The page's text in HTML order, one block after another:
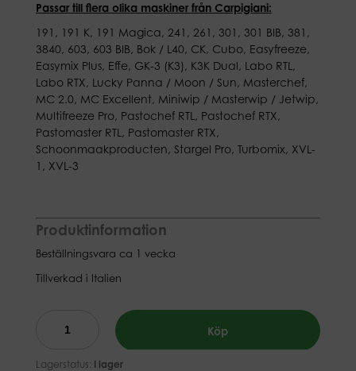
Passar till flera olika maskiner från Carpigiani:
191, 191 K, 191 Magica, 241, 261, 301, 301 BIB, 381,
3840, 603, 603 BIB, Bok / L40, CK, Cubo, Easyfreeze,
Easymix Plus, Effe, GK-3 (K3), K3K Dual, Labo RTL,
Labo RTX, Lucky Panna / Moon / Sun, Masterchef,
MC 2.0, MC Excellent, Miniwip / Masterwip / Jetwip,
Multifreeze Pro, Pastochef RTL, Pastochef RTX,
Pastomaster RTL, Pastomaster RTX,
Schoonmaakproducten, Stargel Pro, Turbomix, XVL-
1, XVL-3
Produktinformation
Beställningsvara ca 1 vecka
Tillverkad i Italien
Köp
Lagerstatus: I lager